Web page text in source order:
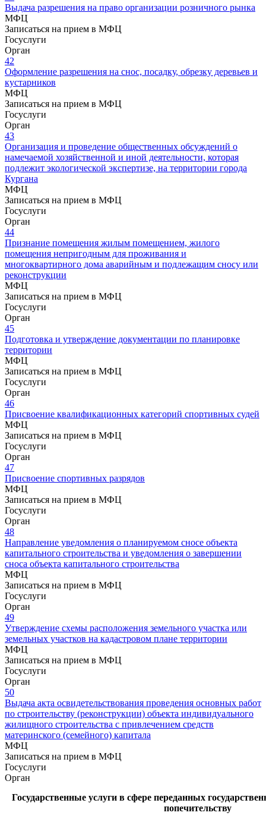
Выдача разрешения на право организации розничного рынка
МФЦ
Записаться на прием в МФЦ
Госуслуги
Орган
42
Оформление разрешения на снос, посадку, обрезку деревьев и
кустарников
МФЦ
Записаться на прием в МФЦ
Госуслуги
Орган
43
Организация и проведение общественных обсуждений о
намечаемой хозяйственной и иной деятельности, которая
подлежит экологической экспертизе, на территории города
Кургана
МФЦ
Записаться на прием в МФЦ
Госуслуги
Орган
44
Признание помещения жилым помещением, жилого
помещения непригодным для проживания и
многоквартирного дома аварийным и подлежащим сносу или
реконструкции
МФЦ
Записаться на прием в МФЦ
Госуслуги
Орган
45
Подготовка и утверждение документации по планировке
территории
МФЦ
Записаться на прием в МФЦ
Госуслуги
Орган
46
Присвоение квалификационных категорий спортивных судей
МФЦ
Записаться на прием в МФЦ
Госуслуги
Орган
47
Присвоение спортивных разрядов
МФЦ
Записаться на прием в МФЦ
Госуслуги
Орган
48
Направление уведомления о планируемом сносе объекта
капитального строительства и уведомления о завершении
сноса объекта капитального строительства
МФЦ
Записаться на прием в МФЦ
Госуслуги
Орган
49
Утверждение схемы расположения земельного участка или
земельных участков на кадастровом плане территории
МФЦ
Записаться на прием в МФЦ
Госуслуги
Орган
50
Выдача акта освидетельствования проведения основных работ
по строительству (реконструкции) объекта индивидуального
жилищного строительства с привлечением средств
материнского (семейного) капитала
МФЦ
Записаться на прием в МФЦ
Госуслуги
Орган
Государственные услуги в сфере переданных
попечительству